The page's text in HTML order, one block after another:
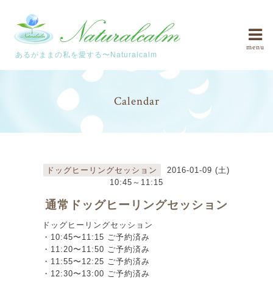
あるがままの私を愛する〜Naturalcalm
menu
Calendar
ドッグヒーリングセッション
2016-01-09 (土)
10:45～11:15
通常ドッグヒーリングセッション
ドッグヒーリングセッション
・10:45〜11:15 ご予約済み
・11:20〜11:50 ご予約済み
・11:55〜12:25 ご予約済み
・12:30〜13:00 ご予約済み